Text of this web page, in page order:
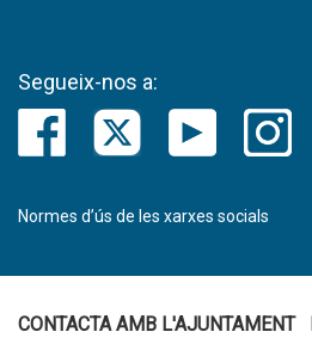
Segueix-nos a:
Normes d’ús de les xarxes socials
CONTACTA AMB L'AJUNTAMENT